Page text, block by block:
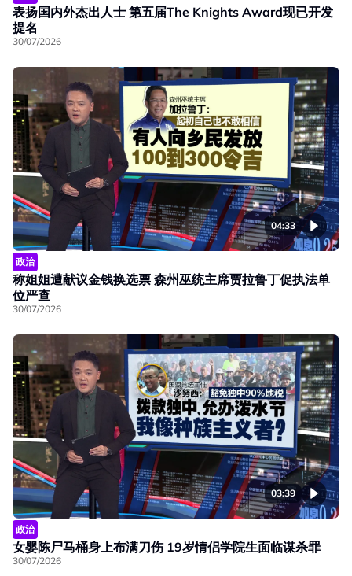
表扬国内外杰出人士 第五届The Knights Award现已开发
提名
30/07/2026
04:33
政治
称姐姐遭献议金钱换选票 森州巫统主席贾拉鲁丁促执法单
位严查
30/07/2026
03:39
政治
女婴陈尸马桶身上布满刀伤 19岁情侣学院生面临谋杀罪
30/07/2026